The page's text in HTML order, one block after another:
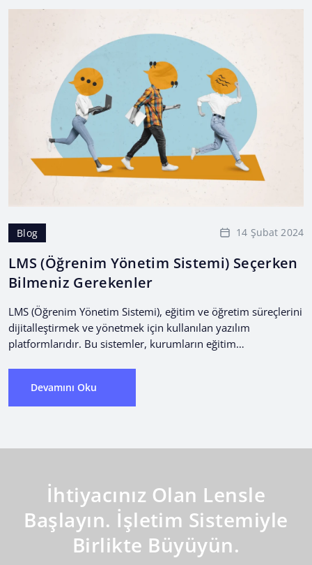
Blog 14 Şubat 2024
LMS (Öğrenim Yönetim Sistemi) Seçerken
Bilmeniz Gerekenler
LMS (Öğrenim Yönetim Sistemi), eğitim ve öğretim süreçlerini
dijitalleştirmek ve yönetmek için kullanılan yazılım
platformlarıdır. Bu sistemler, kurumların eğitim
Devamını Oku
İhtiyacınız Olan Lensle
Başlayın. İşletim Sistemiyle
Birlikte Büyüyün.